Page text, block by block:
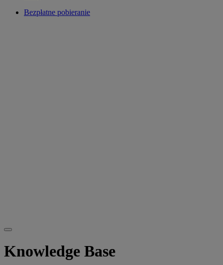
Bezpłatne pobieranie
Knowledge Base